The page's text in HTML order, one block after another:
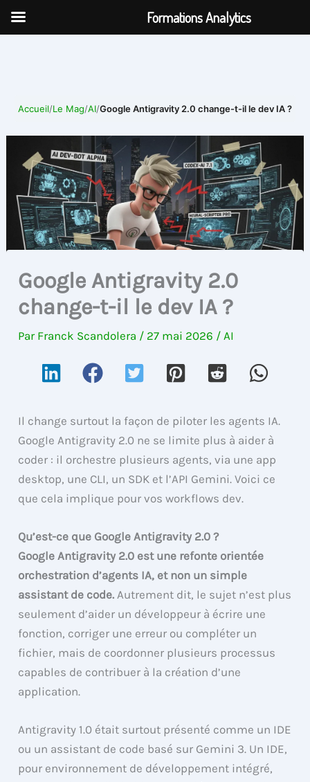
Aller
Accueil/Le Mag/AI/Google Antigravity 2.0 change-t-il le dev IA ?
Google Antigravity 2.0
change-t-il le dev IA ?
Par Franck Scandolera / 27 mai 2026 / AI
Il change surtout la façon de piloter les agents IA.
Google Antigravity 2.0 ne se limite plus à aider à
coder : il orchestre plusieurs agents, via une app
desktop, une CLI, un SDK et l’API Gemini. Voici ce
que cela implique pour vos workflows dev.
Qu’est-ce que Google Antigravity 2.0 ?
Google Antigravity 2.0 est une refonte orientée
orchestration d’agents IA, et non un simple
assistant de code. Autrement dit, le sujet n’est plus
seulement d’aider un développeur à écrire une
fonction, corriger une erreur ou compléter un
fichier, mais de coordonner plusieurs processus
capables de contribuer à la création d’une
application.
Antigravity 1.0 était surtout présenté comme un IDE
ou un assistant de code basé sur Gemini 3. Un IDE,
pour environnement de développement intégré,
Formations Analytics